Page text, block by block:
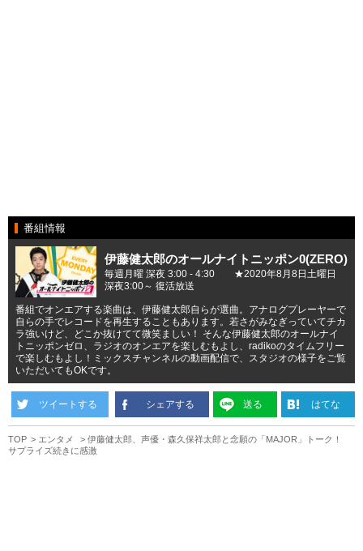
番組情報
伊藤健太郎のオールナイトニッポン0(ZERO)
毎週月曜 深夜 3:00 - 4:30 ★2020年8月8日土曜日
深夜3:00～ 復活放送
番組でオンエアする楽曲は、伊藤健太郎自らが選曲。アナログプレーヤーで
自らの手でレコードを再生することもあります。若さがみなぎっていてチカ
ラ強いけど、どこか抜けてて微笑ましい！ そんな伊藤健太郎のオールナイ
トニッポンゼロ、ラジオのオンエアを楽しむもよし、radikoのタイムフリー
で楽しむもよし！ミックスチャンネルの動画配信で、スタジオの様子をご覧
いただいてもOKです。
ツイートする シェアする 送る はてな
TOP エンタメ
伊藤健太郎、声優・森久保祥太郎と念願の「MAJOR」トーク！
サプライズ続きに感激